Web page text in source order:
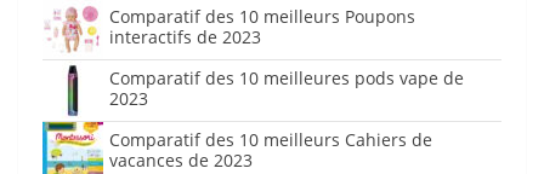
Comparatif des 10 meilleurs Poupons
interactifs de 2023
Comparatif des 10 meilleures pods vape de
2023
Comparatif des 10 meilleurs Cahiers de
vacances de 2023